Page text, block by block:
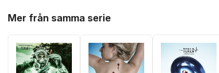
Mer från samma serie